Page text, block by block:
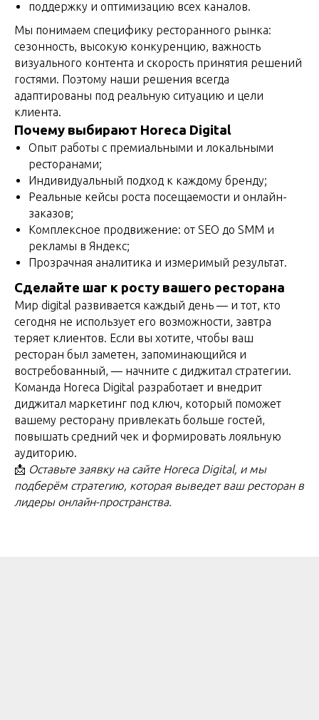
поддержку и оптимизацию всех каналов.
Мы понимаем специфику ресторанного рынка:
сезонность, высокую конкуренцию, важность
визуального контента и скорость принятия решений
гостями. Поэтому наши решения всегда
адаптированы под реальную ситуацию и цели
клиента.
Почему выбирают Horeca Digital
Опыт работы с премиальными и локальными
ресторанами;
Индивидуальный подход к каждому бренду;
Реальные кейсы роста посещаемости и онлайн-
заказов;
Комплексное продвижение: от SEO до SMM и
рекламы в Яндекс;
Прозрачная аналитика и измеримый результат.
Сделайте шаг к росту вашего ресторана
Мир digital развивается каждый день — и тот, кто
сегодня не использует его возможности, завтра
теряет клиентов. Если вы хотите, чтобы ваш
ресторан был заметен, запоминающийся и
востребованный, — начните с диджитал стратегии.
Команда Horeca Digital разработает и внедрит
диджитал маркетинг под ключ, который поможет
вашему ресторану привлекать больше гостей,
повышать средний чек и формировать лояльную
аудиторию.
📩 Оставьте заявку на сайте Horeca Digital, и мы
подберём стратегию, которая выведет ваш ресторан в
лидеры онлайн-пространства.